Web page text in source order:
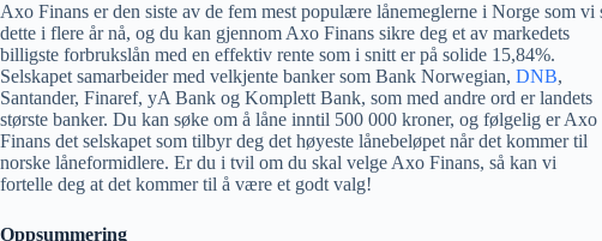
Axo Finans er den siste av de fem mest populære lånemeglerne i Norge som
dette i flere år nå, og du kan gjennom Axo Finans sikre deg et av markedets
billigste forbrukslån med en effektiv rente som i snitt er på solide 15,84%.
Selskapet samarbeider med velkjente banker som Bank Norwegian, DNB,
Santander, Finaref, yA Bank og Komplett Bank, som med andre ord er landets
største banker. Du kan søke om å låne inntil 500 000 kroner, og følgelig er Axo
Finans det selskapet som tilbyr deg det høyeste lånebeløpet når det kommer til
norske låneformidlere. Er du i tvil om du skal velge Axo Finans, så kan vi
fortelle deg at det kommer til å være et godt valg!
Oppsummering